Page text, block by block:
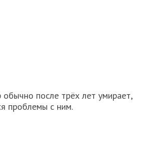
обычно после трёх лет умирает,
проблемы с ним.